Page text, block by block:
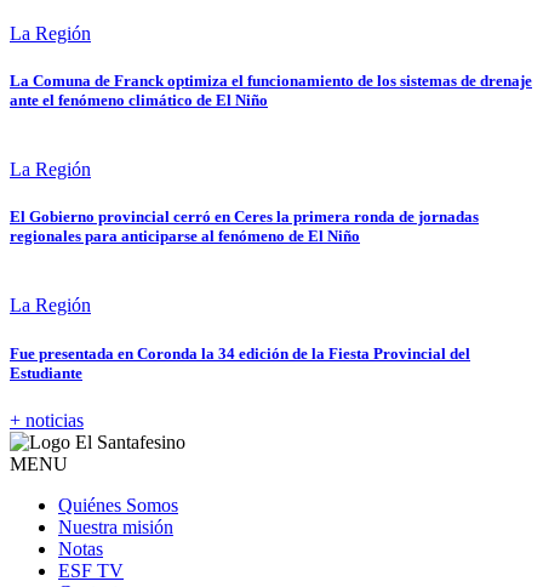
La Región
La Comuna de Franck optimiza el funcionamiento de los sistemas de drenaje
ante el fenómeno climático de El Niño
La Región
El Gobierno provincial cerró en Ceres la primera ronda de jornadas
regionales para anticiparse al fenómeno de El Niño
La Región
Fue presentada en Coronda la 34 edición de la Fiesta Provincial del
Estudiante
+ noticias
MENU
Quiénes Somos
Nuestra misión
Notas
ESF TV